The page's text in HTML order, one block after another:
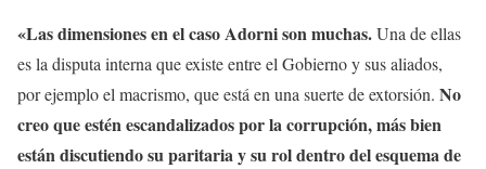
«Las dimensiones en el caso Adorni son muchas.Una de ellas
es la disputa interna que existe entre el Gobierno y sus aliados,
por ejemplo el macrismo, que está en una suerte de extorsión. No
creo que estén escandalizados por la corrupción, más bien
están discutiendo su paritaria y su rol dentro del esquema de